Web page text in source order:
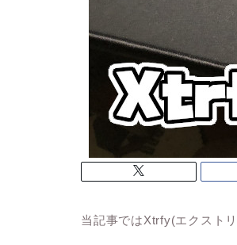
当記事ではXtrfy(エクスト